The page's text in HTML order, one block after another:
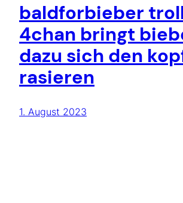
baldforbieber
4chan bringt
dazu sich den
rasieren
1. August 2023